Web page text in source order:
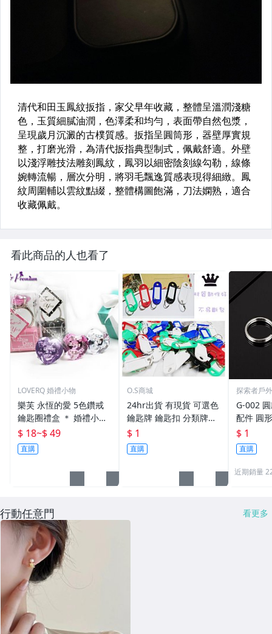
看此商品的人也看了
LOVERQ 婚禮小物
樂芙 永恆的愛 5色鑽戒
鑰匙圈禮盒 ＊ 婚禮小物
二次進場 工商禮贈品 戒
指鑰匙圈 鑽石鑰匙扣 大
鑽戒 送客禮 活動贈品
$ 18~$ 49
直購
O.S商城
24hr出貨 有現貨 可選色
鑰匙牌 鑰匙扣 分類牌鎖
匙 分類牌 塑膠鑰匙牌 鑰
匙扣 號碼牌 分類牌 標記
鑰匙吊牌 掛牌
$ 1
直購
探索者戶
G-002
配件 圓
鑰匙圈
單個鑰
$ 1
直購
近期銷量
行動任意門 看更多